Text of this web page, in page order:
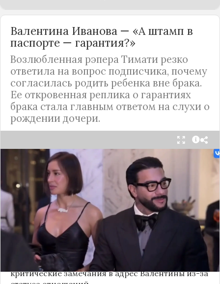
Валентина Иванова — «А штамп в
паспорте — гарантия?»
Возлюбленная рэпера Тимати резко
ответила на вопрос подписчика, почему
согласилась родить ребенка вне брака.
Ее откровенная реплика о гарантиях
брака стала главным ответом на слухи о
рождении дочери.
Валентина Иванова, избранница рэпера Тимати,
публично ответила на бестактный вопрос о
своем решении родить ребенка вне
официального брака. Ее резкая реакция стала
первым косвенным подтверждением слухов о
рождении дочери, ранее распространяемых
изданием «СтарХит».
Хотя сама звездная пара официально не
объявляла о пополнении, поклонники уже
засыпали их поздравлениями. Однако
некоторые комментаторы позволили себе
критические замечания в адрес Валентины из-за